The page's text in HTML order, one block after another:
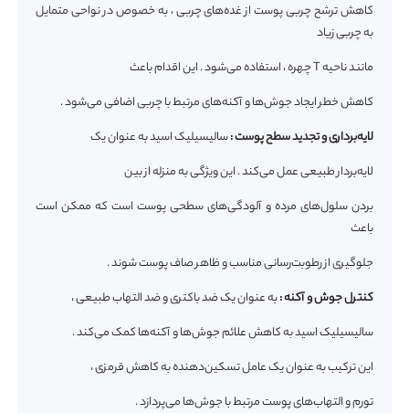
کاهش ترشح چربی پوست از غده‌های چربی ، به خصوص در نواحی متمایل
به چربی زیاد
مانند ناحیه T چهره ، استفاده می‌شود . این اقدام باعث
کاهش خطر ایجاد جوش‌ها و آکنه‌های مرتبط با چربی اضافی می‌شود .
لایه‌برداری و تجدید سطح پوست :سالیسیلیک اسید به عنوان یک
لایه‌بردار طبیعی عمل می‌کند . این ویژگی به منزله از بین
بردن سلول‌های مرده و آلودگی‌های سطحی پوست است که ممکن است
باعث
جلوگیری از رطوبت‌رسانی مناسب و ظاهر صاف پوست شوند .
کنترل جوش و آکنه :به عنوان یک ضد باکتری و ضد التهاب طبیعی ،
سالیسیلیک اسید به کاهش علائم جوش‌ها و آکنه‌ها کمک می‌کند .
این ترکیب به عنوان یک عامل تسکین‌دهنده به کاهش قرمزی ،
تورم و التهاب‌های پوست مرتبط با جوش‌ها می‌پردازد .